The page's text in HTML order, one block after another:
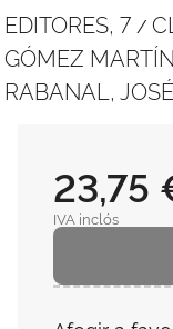
EDITORES, 7 /
GÓMEZ
RABANAL,
23,75
IVA inclós